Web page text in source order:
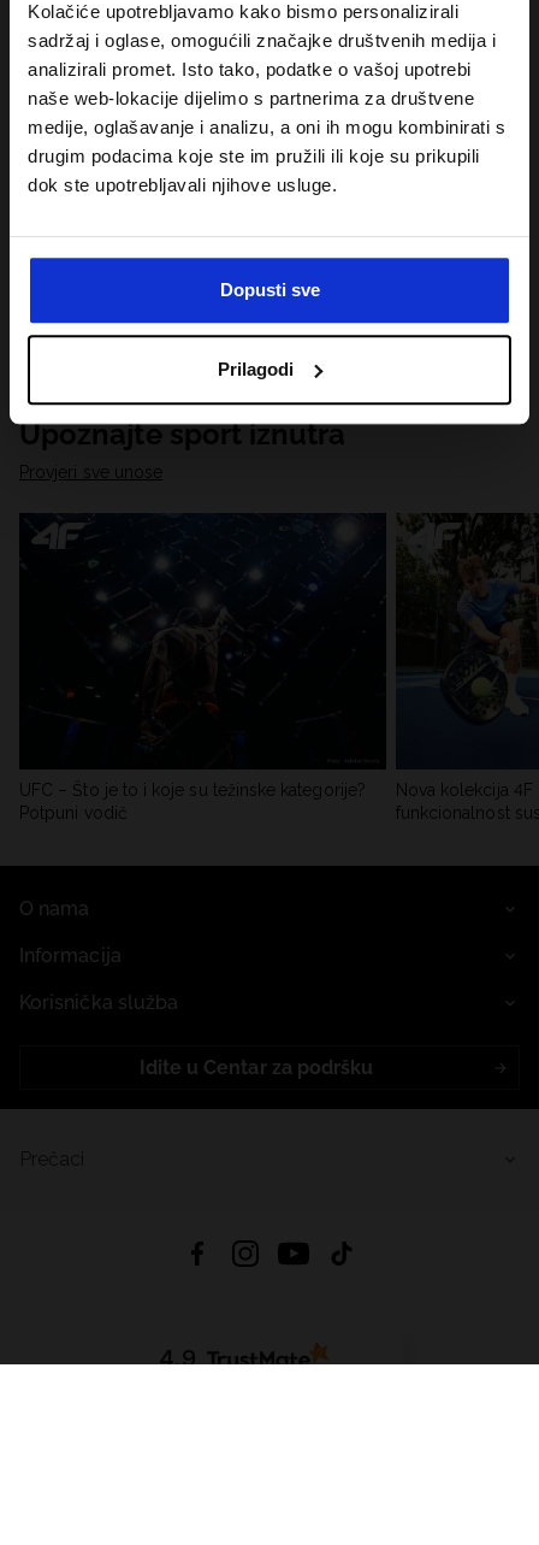
Kolačiće upotrebljavamo kako bismo personalizirali
sadržaj i oglase, omogućili značajke društvenih medija i
analizirali promet. Isto tako, podatke o vašoj upotrebi
naše web-lokacije dijelimo s partnerima za društvene
medije, oglašavanje i analizu, a oni ih mogu kombinirati s
drugim podacima koje ste im pružili ili koje su prikupili
dok ste upotrebljavali njihove usluge.
Dopusti sve
Prilagodi
Upoznajte sport iznutra
Provjeri sve unose
UFC – Što je to i koje su težinske kategorije?
Potpuni vodič
Nova kolekcija
funkcionalnost
O nama
Informacija
Korisnička služba
Idite u Centar za podršku
4.9